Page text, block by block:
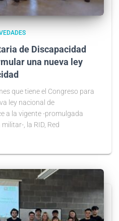
de Discapacidad
una nueva ley
que tiene el Congreso para
ley nacional de
a la vigente -promulgada
, la RID, Red